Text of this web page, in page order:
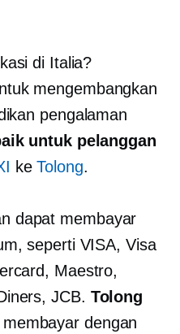
di Italia?
mengembangkan
pengalaman
untuk pelanggan
keTolong.
dapat membayar
seperti VISA, Visa
Maestro,
JCB. Tolong
dengan